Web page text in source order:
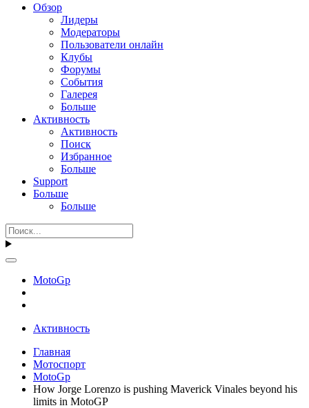
Обзор
Лидеры
Модераторы
Пользователи онлайн
Клубы
Форумы
События
Галерея
Больше
Активность
Активность
Поиск
Избранное
Больше
Support
Больше
Больше
MotoGp
Активность
Главная
Мотоспорт
MotoGp
How Jorge Lorenzo is pushing Maverick Vinales beyond his
limits in MotoGP